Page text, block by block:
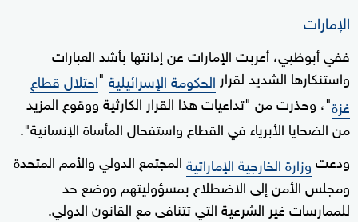
الإمارات
ففي أبوظبي، أعربت الإمارات عن إدانتها بأشد العبارات
واستنكارها الشديد لقرار الحكومة الإسرائيلية "احتلال قطاع
غزة"، وحذرت من "تداعيات هذا القرار الكارثية ووقوع المزيد
من الضحايا الأبرياء في القطاع واستفحال المأساة الإنسانية".
ودعتوزارة الخارجية الإماراتيةالمجتمع الدولي والأمم المتحدة
ومجلس الأمن إلى الاضطلاع بمسؤوليتهم ووضع حد
للممارسات غير الشرعية التي تتنافى مع القانون الدولي.